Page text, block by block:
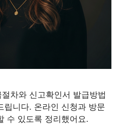
차와 신고확인서 발급방법
립니다. 온라인 신청과 방문
수 있도록 정리했어요.